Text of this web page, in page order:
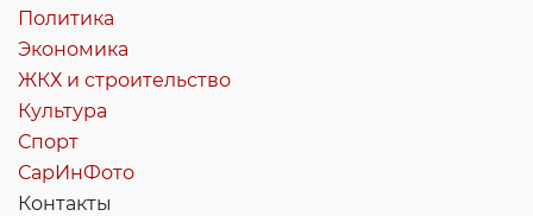
Политика
Экономика
ЖКХ и строительство
Культура
Спорт
СарИнФото
Контакты